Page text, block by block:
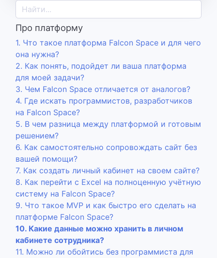
Про платформу
1. Что такое платформа Falcon Space и для чего
она нужна?
2. Как понять, подойдет ли ваша платформа
для моей задачи?
3. Чем Falcon Space отличается от аналогов?
4. Где искать программистов, разработчиков
на Falcon Space?
5. В чем разница между платформой и готовым
решением?
6. Как самостоятельно сопровождать сайт без
вашей помощи?
7. Как создать личный кабинет на своем сайте?
8. Как перейти с Excel на полноценную учётную
систему на Falcon Space?
9. Что такое MVP и как быстро его сделать на
платформе Falcon Space?
10. Какие данные можно хранить в личном
кабинете сотрудника?
11. Можно ли обойтись без программиста для